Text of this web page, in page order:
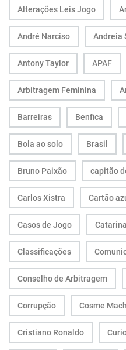
Alterações Leis Jogo
André Narciso Andreia
Antony Taylor APAF
Arbitragem Feminina
Barreiras Benfica
Bola ao solo Brasil
Bruno Paixão capitão
Carlos Xistra Cartão
Casos de Jogo
Classificações
Conselho de Arbitragem
Corrupção Cosme
Cristiano Ronaldo